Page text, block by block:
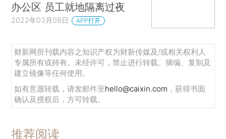
办公区 员工就地隔离过夜
2022年03月08日 APP打开
财新网所刊载内容之知识产权为财新传媒及/或相关权利人
专属所有或持有。未经许可，禁止进行转载、摘编、复制及
建立镜像等任何使用。
如有意愿转载，请发邮件至hello@caixin.com ，获得书面
确认及授权后，方可转载。
推荐阅读